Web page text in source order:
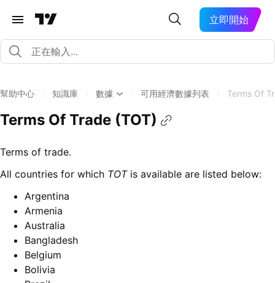
立即開始
幫助中心 知識庫 數據 可用經濟數據列表 Terms Of
Terms Of Trade (TOT)
Terms of trade.
All countries for which TOTis available are listed below:
Argentina
Armenia
Australia
Bangladesh
Belgium
Bolivia